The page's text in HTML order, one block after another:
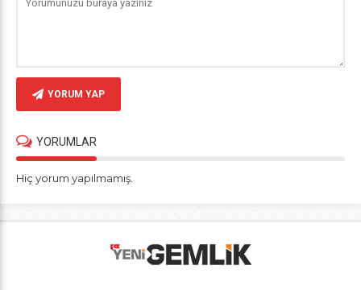
YORUM YAP
YORUMLAR
Hiç yorum yapılmamış.